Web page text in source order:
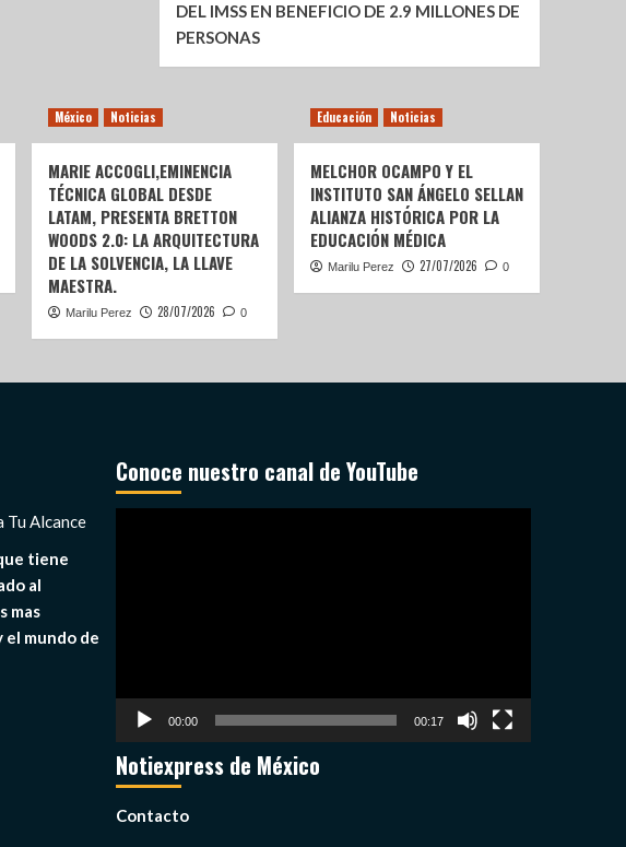
DEL IMSS EN BENEFICIO DE 2.9 MILLONES DE
PERSONAS
México Noticias
MARIE ACCOGLI,EMINENCIA
TÉCNICA GLOBAL DESDE
LATAM, PRESENTA BRETTON
WOODS 2.0: LA ARQUITECTURA
DE LA SOLVENCIA, LA LLAVE
MAESTRA.
Marilu Perez 28/07/2026 0
Educación Noticias
MELCHOR OCAMPO Y EL
INSTITUTO SAN ÁNGELO SELLAN
ALIANZA HISTÓRICA POR LA
EDUCACIÓN MÉDICA
Marilu Perez 27/07/2026 0
Tu Alcance
tiene
al
mas
mundo de
Conoce nuestro canal de YouTube
00:00 00:17
Notiexpress de México
Contacto